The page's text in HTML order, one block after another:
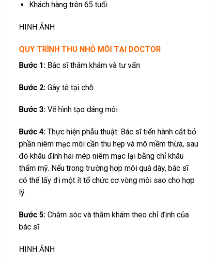
Khách hàng trên 65 tuổi
HINH ẢNH
QUY TRÌNH THU NHỎ MÔI TẠI DOCTOR
Bước 1: Bác sĩ thăm khám và tư vấn
Bước 2: Gây tê tại chỗ
Bước 3: Vẽ hình tạo dáng môi
Bước 4: Thực hiện phẫu thuật: Bác sĩ tiến hành cắt bỏ
phần niêm mạc môi cần thu hẹp và mô mềm thừa, sau
đó khâu đính hai mép niêm mạc lại bằng chỉ khâu
thẩm mỹ. Nếu trong trường hợp môi quá dày, bác sĩ
có thể lấy đi một ít tổ chức cơ vòng môi sao cho hợp
lý.
Bước 5: Chăm sóc và thăm khám theo chỉ định của
bác sĩ
HINH ẢNH